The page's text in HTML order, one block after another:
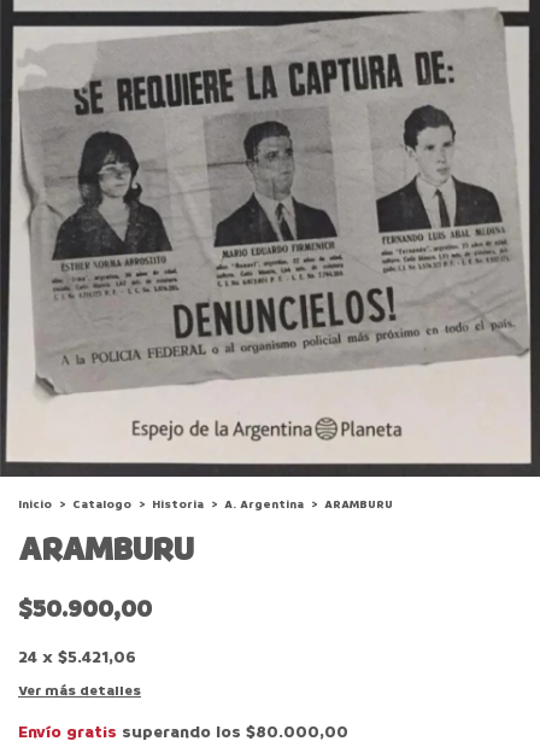
Inicio > Catalogo > Historia > A. Argentina > ARAMBURU
ARAMBURU
$50.900,00
24 x $5.421,06
Ver más detalles
Envío gratis superando los $80.000,00